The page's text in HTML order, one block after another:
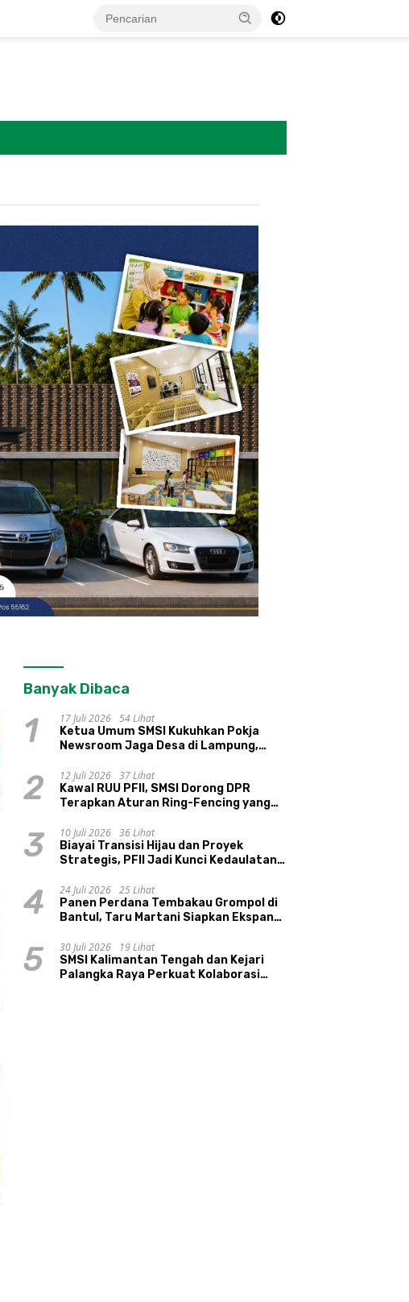
Biayai Transisi Hijau dan
Proyek Strategis, PFII Jadi
Kunci Kedaulatan Ekonomi
Desa Siap Jadi Penggerak
Kemajuan Desa
Banyak Dibaca
1 17 Juli 2026
54 Lihat
Ketua Umum SMSI Kukuhkan Pokja
Newsroom Jaga Desa di Lampung,
Desa
2 12 Juli 2026
37 Lihat
Kawal RUU PFII, SMSI Dorong DPR
Terapkan Aturan Ring-Fencing yang
3 10 Juli 2026
36 Lihat
Biayai Transisi Hijau dan Proyek
Strategis, PFII Jadi Kunci Kedaulatan
4 24 Juli 2026
25 Lihat
Panen Perdana Tembakau Grompol di
Bantul, Taru Martani Siapkan Ekspansi
5 30 Juli 2026
19 Lihat
SMSI Kalimantan Tengah dan Kejari
Palangka Raya Perkuat Kolaborasi